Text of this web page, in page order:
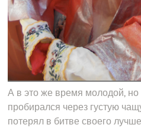
А в это же время молодой,
пробирался через густую
потерял в битве своего